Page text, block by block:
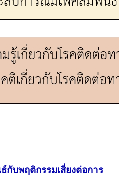
บพฤติกรรมเสี่ยงต่อการ